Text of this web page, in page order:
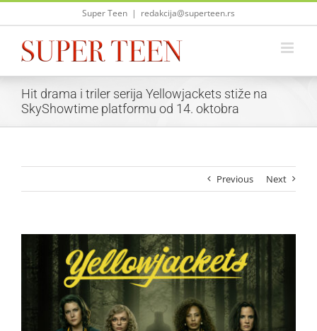
Skip
Super Teen | redakcija@superteen.rs
Hit drama i triler serija Yellowjackets stiže na
SkyShowtime platformu od 14. oktobra
Previous Next
Image